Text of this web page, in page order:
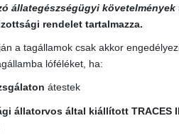
állategészségügyi
rendelet tartalmazza.
a tagállamok csak akkor
lóféléket, ha:
átestek
állatorvos által kiállított TRACES